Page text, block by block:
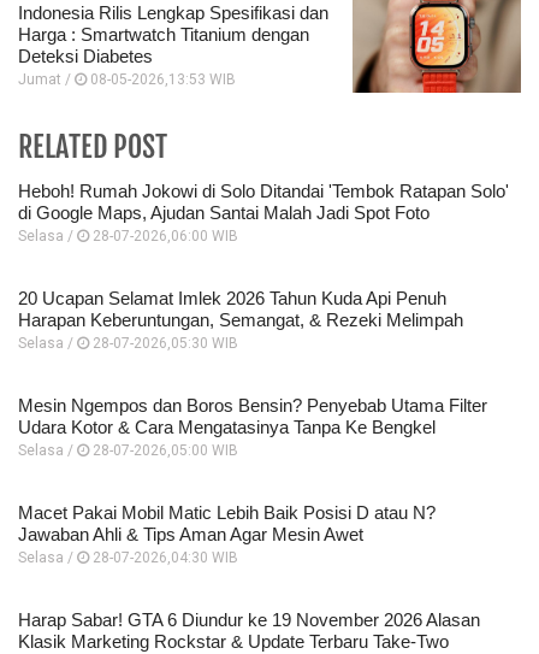
Indonesia Rilis Lengkap Spesifikasi dan
Harga : Smartwatch Titanium dengan
Deteksi Diabetes
Jumat / 08-05-2026,13:53 WIB
RELATED POST
Heboh! Rumah Jokowi di Solo Ditandai 'Tembok Ratapan Solo'
di Google Maps, Ajudan Santai Malah Jadi Spot Foto
Selasa / 28-07-2026,06:00 WIB
20 Ucapan Selamat Imlek 2026 Tahun Kuda Api Penuh
Harapan Keberuntungan, Semangat, & Rezeki Melimpah
Selasa / 28-07-2026,05:30 WIB
Mesin Ngempos dan Boros Bensin? Penyebab Utama Filter
Udara Kotor & Cara Mengatasinya Tanpa Ke Bengkel
Selasa / 28-07-2026,05:00 WIB
Macet Pakai Mobil Matic Lebih Baik Posisi D atau N?
Jawaban Ahli & Tips Aman Agar Mesin Awet
Selasa / 28-07-2026,04:30 WIB
Harap Sabar! GTA 6 Diundur ke 19 November 2026 Alasan
Klasik Marketing Rockstar & Update Terbaru Take-Two